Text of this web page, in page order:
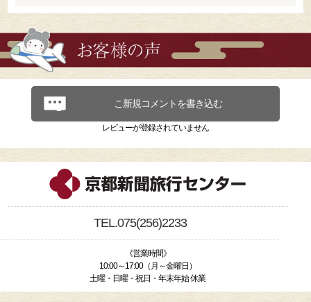
こ新規コメントを書き込む
レビューが登録されていません
TEL.075(256)2233
《営業時間》
10:00～17:00（月～金曜日）
土曜・日曜・祝日・年末年始 休業